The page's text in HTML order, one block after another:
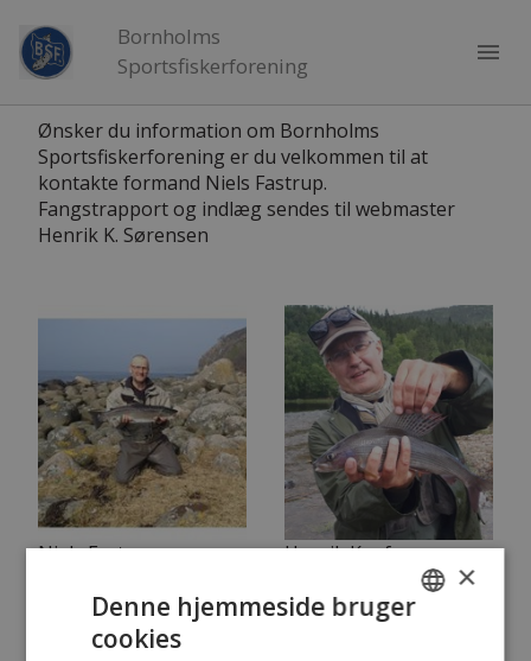
Bornholms
Sportsfiskerforening
menu
Ønsker du information om Bornholms
Sportsfiskerforening er du velkommen til at
kontakte formand Niels Fastrup.
Fangstrapport og indlæg sendes til webmaster
Henrik K. Sørensen
Niels Fastrup
Rønne
Formand
Henrik Kaufmann
Helligdomsvej 13
Gudhjem
×
Denne hjemmeside bruger
cookies